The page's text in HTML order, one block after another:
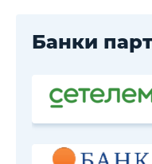
Банки